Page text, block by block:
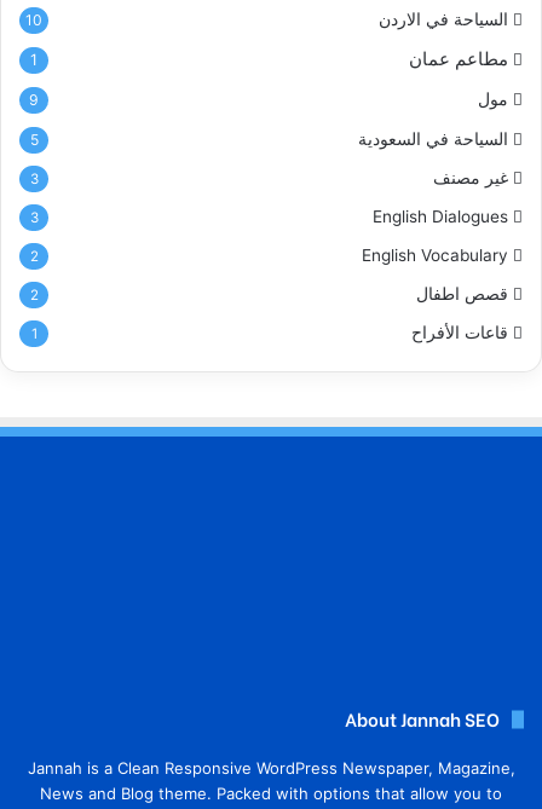
السياحة في الاردن 10
مطاعم عمان 1
مول 9
السياحة في السعودية 5
غير مصنف 3
English Dialogues
3
English Vocabulary
2
قصص اطفال 2
قاعات الأفراح 1
About Jannah SEO
Jannah is a Clean Responsive WordPress Newspaper, Magazine,
News and Blog theme. Packed with options that allow you to